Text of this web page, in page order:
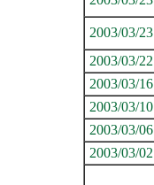
2003/03/23
2003/03/22
2003/03/16
2003/03/10
2003/03/06
2003/03/02